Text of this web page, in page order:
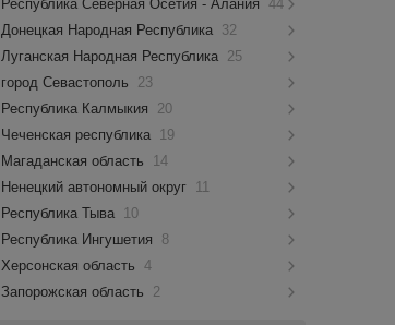
Республика Северная Осетия - Алания
44
Донецкая Народная Республика 32
Луганская Народная Республика 25
город Севастополь
23
Республика Калмыкия
20
Чеченская республика 19
Магаданская область
14
Ненецкий автономный округ 11
Республика Тыва 10
Республика Ингушетия
8
Херсонская область
4
Запорожская область
2